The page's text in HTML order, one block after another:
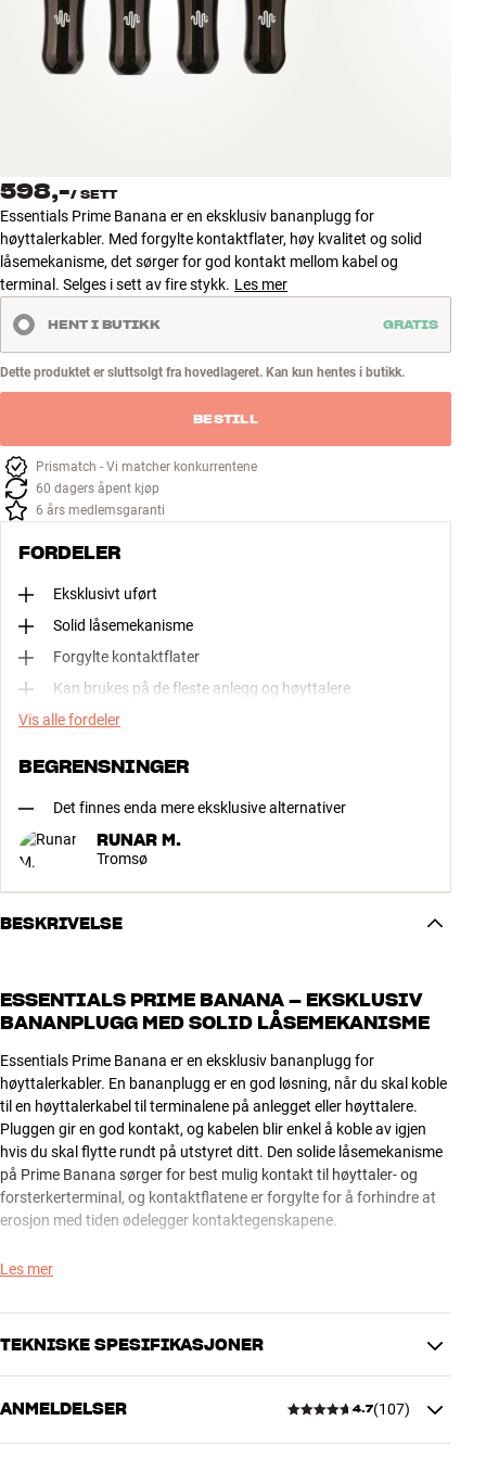
Tilbehør
INSPIRASJON
TILBUD
Finn Butikk
Kundeservice
Logg inn
Bygg med lyd
598,-/ SETT
Essentials Prime Banana er en eksklusiv bananplugg for
høyttalerkabler. Med forgylte kontaktflater, høy kvalitet og solid
låsemekanisme, det sørger for god kontakt mellom kabel og
terminal. Selges i sett av fire stykk. Les mer
HENT I BUTIKK GRATIS
Dette produktet er sluttsolgt fra hovedlageret. Kan kun hentes i butikk.
BESTILL
Prismatch - Vi matcher konkurrentene
60 dagers åpent kjøp
6 års medlemsgaranti
FORDELER
Eksklusivt uført
Solid låsemekanisme
Forgylte kontaktflater
Kan brukes på de fleste anlegg og høyttalere
Vis alle fordeler
BEGRENSNINGER
Det finnes enda mere eksklusive alternativer
RUNAR M.
Tromsø
BESKRIVELSE
ESSENTIALS PRIME BANANA – EKSKLUSIV
BANANPLUGG MED SOLID LÅSEMEKANISME
Essentials Prime Banana er en eksklusiv bananplugg for
høyttalerkabler. En bananplugg er en god løsning, når du skal koble
til en høyttalerkabel til terminalene på anlegget eller høyttalere.
Pluggen gir en god kontakt, og kabelen blir enkel å koble av igjen
hvis du skal flytte rundt på utstyret ditt. Den solide låsemekanisme
på Prime Banana sørger for best mulig kontakt til høyttaler- og
forsterkerterminal, og kontaktflatene er forgylte for å forhindre at
erosjon med tiden ødelegger kontaktegenskapene.
Bemerk: For å forhindre uhell er terminalene på forsterkere,
Disse skal lirkes ut med en svært liten skruetrekker eller en annen
spiss gjenstand, før du kan koble til bananpluggene.
Les mer
TEKNISKE SPESIFIKASJONER
DIMENSJONER OG DESIGN
Farge
Sort
ANMELDELSER 4.7(107)